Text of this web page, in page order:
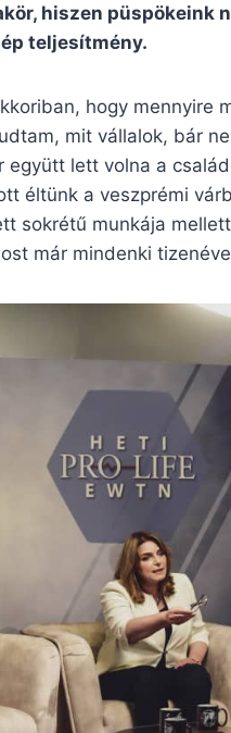
hiszen püspökeink
teljesítmény.
hogy mennyire
mit vállalok, bár
együtt lett volna a
éltünk a veszprémi
sokrétű munkája
már mindenki